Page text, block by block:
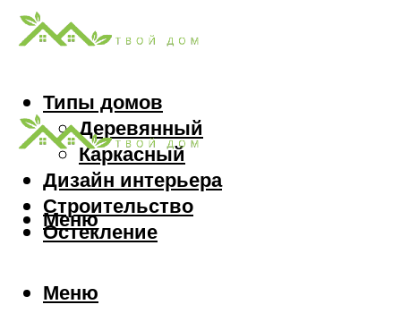
Типы домов
Деревянный
Каркасный
Дизайн интерьера
Строительство
Остекление
Меню
Меню